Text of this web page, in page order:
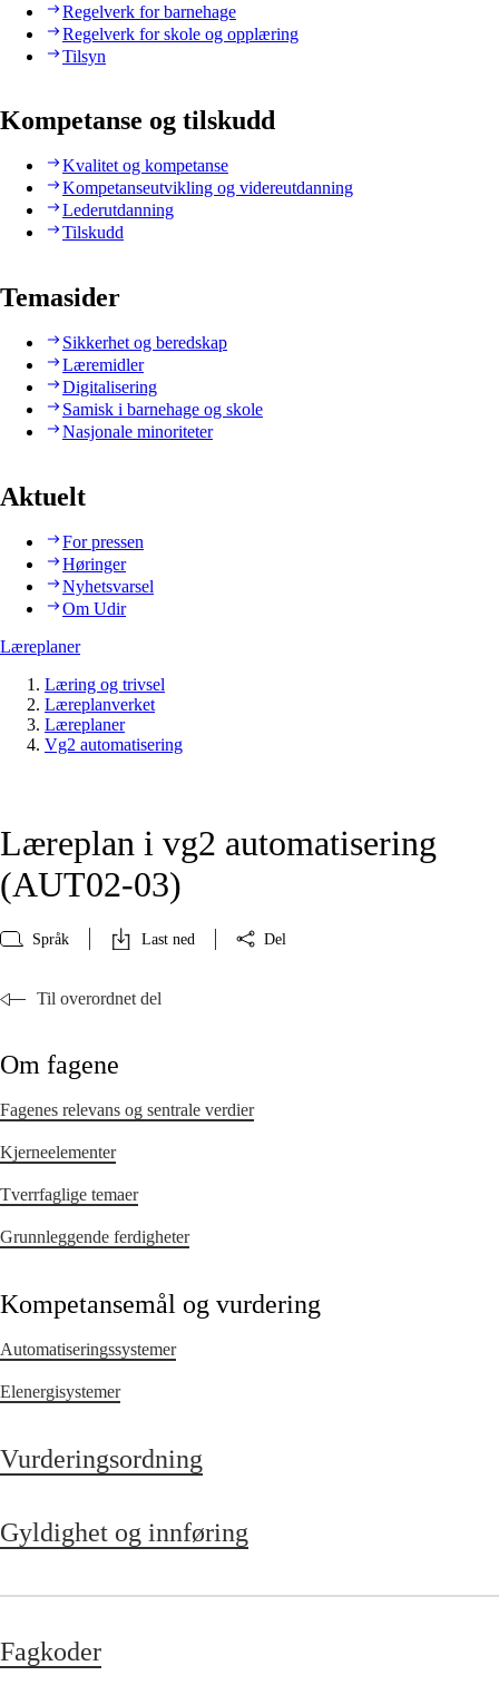
Regelverk for barnehage
Regelverk for skole og opplæring
Tilsyn
Kompetanse og tilskudd
Kvalitet og kompetanse
Kompetanseutvikling og videreutdanning
Lederutdanning
Tilskudd
Temasider
Sikkerhet og beredskap
Læremidler
Digitalisering
Samisk i barnehage og skole
Nasjonale minoriteter
Aktuelt
For pressen
Høringer
Nyhetsvarsel
Om Udir
Læreplaner
Læring og trivsel
Læreplanverket
Læreplaner
Vg2 automatisering
Læreplan i vg2 automatisering
(AUT02‑03)
Språk Last ned Del
Til overordnet del
Om fagene
Fagenes relevans og sentrale verdier
Kjerneelementer
Tverrfaglige temaer
Grunnleggende ferdigheter
Kompetansemål og vurdering
Automatiseringssystemer
Elenergisystemer
Vurderingsordning
Gyldighet og innføring
Fagkoder